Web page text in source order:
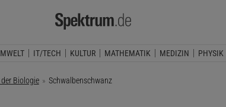
IT/TECH KULTUR MATHEMATIK MEDIZIN PHYSIK
Biologie Aktuelle Seite:
Schwalbenschwanz